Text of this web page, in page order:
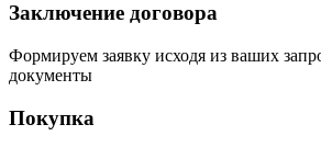
Заключение договора
Формируем заявку исходя из ваших
документы
Покупка